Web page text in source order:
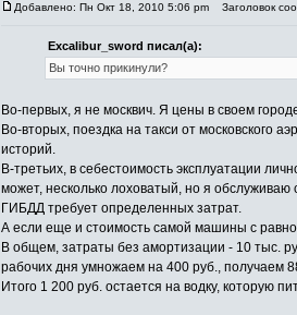
Добавлено: Пн Окт 18, 2010 5:06 pm Заголовок
Excalibur_sword писал(а):
Вы точно прикинули?
Во-первых, я не москвич. Я цены в своем
Во-вторых, поездка на такси от московского
историй.
В-третьих, в себестоимость эксплуатации
может, несколько лоховатый, но я
ГИБДД требует определенных затрат.
А если еще и стоимость самой машины с
В общем, затраты без амортизации - 10 тыс.
рабочих дня умножаем на 400 руб., получаем
Итого 1 200 руб. остается на водку, которую